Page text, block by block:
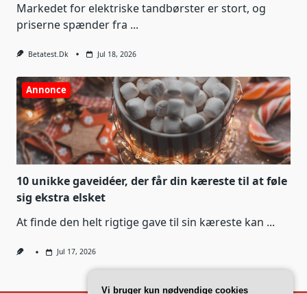
Markedet for elektriske tandbørster er stort, og
priserne spænder fra ...
Betatest.dk Jul 18, 2026
Annonce
10 unikke gaveidéer, der får din kæreste til at føle
sig ekstra elsket
At finde den helt rigtige gave til sin kæreste kan ...
Jul 17, 2026
Vi bruger kun nødvendige cookies